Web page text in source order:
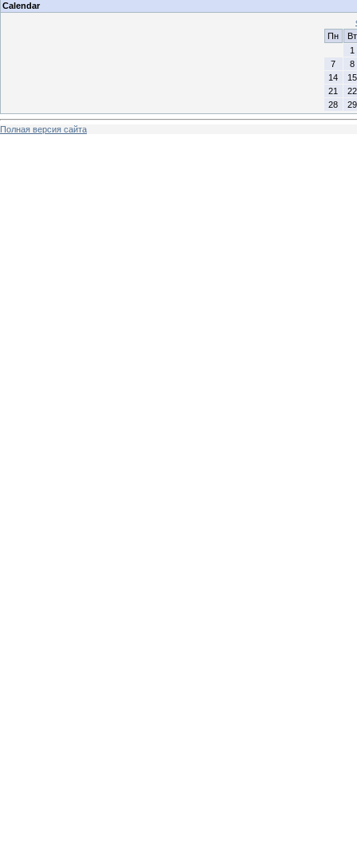
Calendar
Пн
Вт
1
7
8
14
15
21
22
28
29
Полная версия сайта